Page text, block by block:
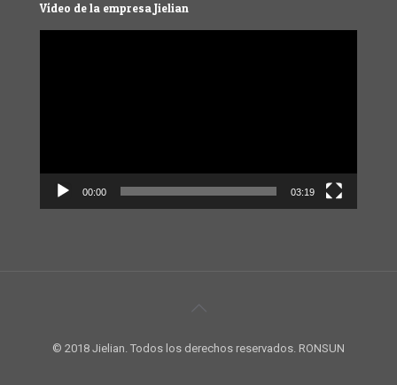
Vídeo de la empresa Jielian
00:00 03:19
© 2018 Jielian. Todos los derechos reservados. RONSUN